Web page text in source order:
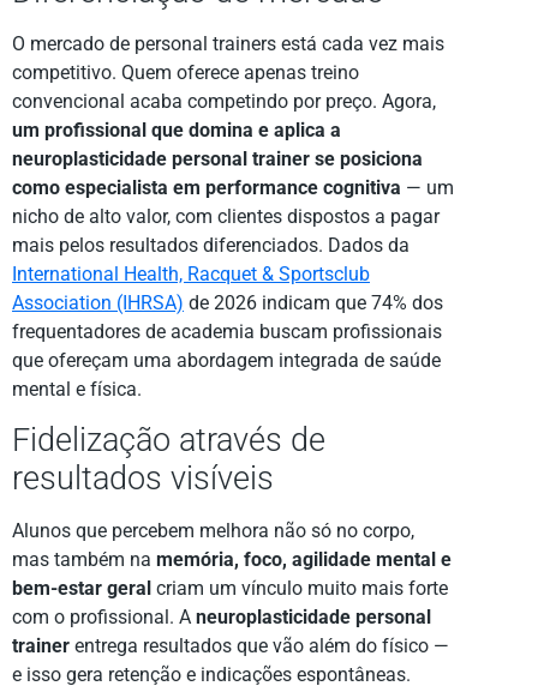
O mercado de personal trainers está cada vez mais
competitivo. Quem oferece apenas treino
convencional acaba competindo por preço. Agora,
um profissional que domina e aplica a
neuroplasticidade personal trainer se posiciona
como especialista em performance cognitiva — um
nicho de alto valor, com clientes dispostos a pagar
mais pelos resultados diferenciados. Dados da
International Health, Racquet & Sportsclub
Association (IHRSA) de 2026 indicam que 74% dos
frequentadores de academia buscam profissionais
que ofereçam uma abordagem integrada de saúde
mental e física.
Fidelização através de
resultados visíveis
Alunos que percebem melhora não só no corpo,
mas também na memória, foco, agilidade mental e
bem-estar geral criam um vínculo muito mais forte
com o profissional. A neuroplasticidade personal
trainer entrega resultados que vão além do físico —
e isso gera retenção e indicações espontâneas.